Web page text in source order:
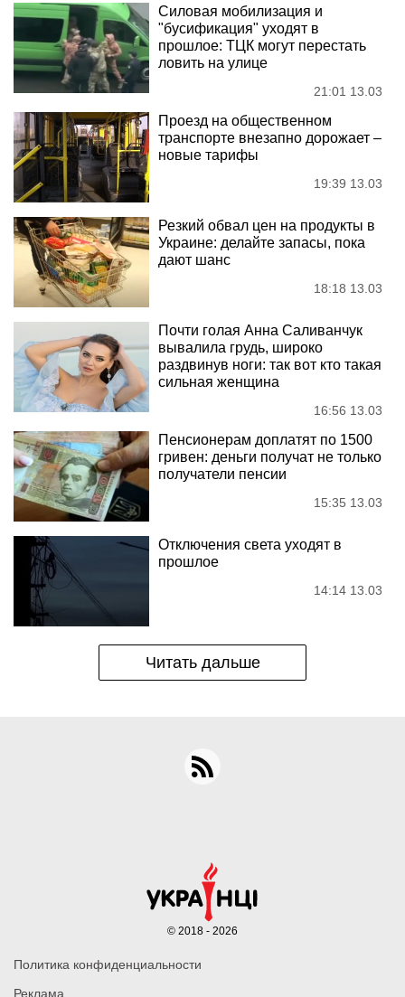
Силовая мобилизация и
"бусификация" уходят в
прошлое: ТЦК могут перестать
ловить на улице
21:01 13.03
Проезд на общественном
транспорте внезапно дорожает –
новые тарифы
19:39 13.03
Резкий обвал цен на продукты в
Украине: делайте запасы, пока
дают шанс
18:18 13.03
Почти голая Анна Саливанчук
вывалила грудь, широко
раздвинув ноги: так вот кто такая
сильная женщина
16:56 13.03
Пенсионерам доплатят по 1500
гривен: деньги получат не только
получатели пенсии
15:35 13.03
Отключения света уходят в
прошлое
14:14 13.03
Читать дальше
Политика конфиденциальности
Реклама
© 2018 - 2026